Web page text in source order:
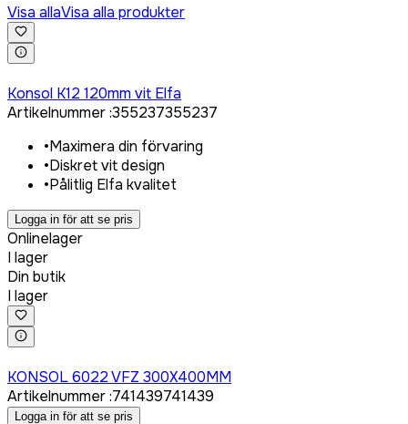
Visa allaVisa alla produkter
Konsol K12 120mm vit Elfa
Artikelnummer:355237355237
•Maximera din förvaring
•Diskret vit design
•Pålitlig Elfa kvalitet
Logga in för att se pris
Onlinelager
I lager
Din butik
I lager
KONSOL 6022 VFZ 300X400MM
Artikelnummer:741439741439
Logga in för att se pris